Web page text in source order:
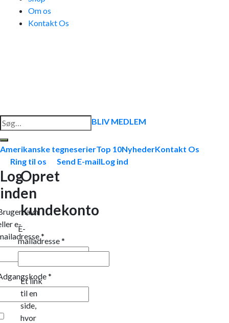
Om os
Kontakt Os
Søg
efter:
BLIV MEDLEM
Amerikanske tegneserierTop 10NyhederKontakt Os
Ring til os
Send E-mailLog ind
Log
ind
e-
*
*
Opret
en
kundekonto
E-
mailadresse*
Et link
til en
side,
hvor